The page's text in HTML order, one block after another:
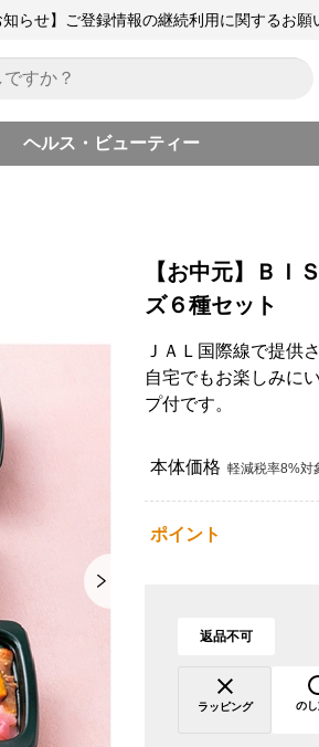
知らせ】ご登録情報の継続利用に関するお願
ヘルス・ビューティー
【お中元】Ｂ
ズ６種セット
ＪＡＬ国際線で提供
自宅でもお楽しみに
プ付です。
本体価格 軽減税率8%対
ポイント
返品不可
ラッピング の